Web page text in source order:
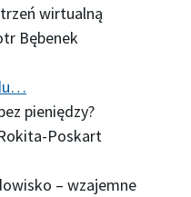
wirtualną
Bębenek
pieniędzy?
Poskart
– wzajemne